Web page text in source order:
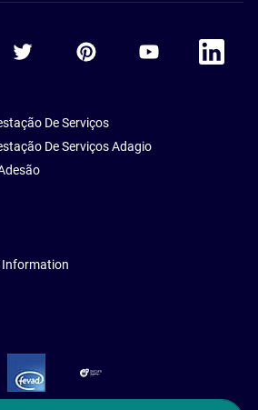
Accor TwitterAccor PinterestAccor Youtube
Accor
De Serviços
De Serviços Adagio
Information